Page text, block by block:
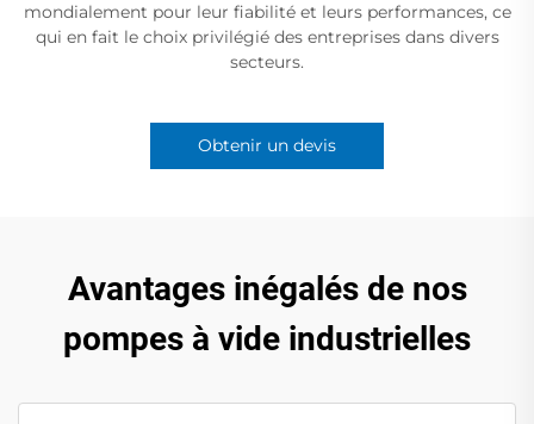
mondialement pour leur fiabilité et leurs performances, ce
qui en fait le choix privilégié des entreprises dans divers
secteurs.
Obtenir un devis
Avantages inégalés de nos
pompes à vide industrielles